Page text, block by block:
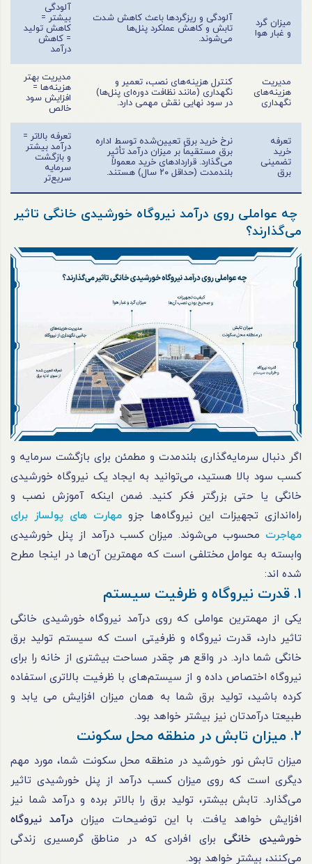
میزان گرد
و غبار هوا
آلودگی و ریزگردها باعث کاهش شدت
تابش و کاهش عملکرد پنل‌ها
می‌شوند.
آلودگی
بیشتر =
کاهش تولید
= کاهش
درآمد
مدیریت
هزینه‌های
نگهداری
کنترل هزینه‌های نصب، تعمیر و
نگهداری (مانند نظافت دوره‌ای پنل‌ها)
در سود نهایی نقش مهمی دارد.
مدیریت بهتر
هزینه‌ها =
افزایش سود
خالص
تعرفه
خرید
تضمینی
برق
نرخ خرید برق تعیین‌شده توسط اداره
برق مستقیماً بر میزان درآمد تأثیر
می‌گذارد. قراردادهای خرید معمولاً
بلندمدت (حداقل ۲۰ سال) هستند.
تعرفه بالاتر =
درآمد بیشتر
و بازگشت
سرمایه
سریع‌تر
چه عواملی روی درآمد نیروگاه خورشیدی خانگی تاثیر
می‌گذارند؟
اگر دنبال سرمایه‌گذاری بلندمدت و مطمئن برای بازگشت سرمایه و
کسب سود بالا هستید، می‌توانید به ایجاد یک نیروگاه خورشیدی
خانگی یا حتی بزرگتر فکر کنید. ضمن اینکه آموزش نصب و
راه‌اندازی تجهیزات این نیروگاه‌ها جزو مهارت های پولساز برای
مهاجرت محسوب می‌شوند. میزان کسب درآمد از پنل خورشیدی
وابسته به عوامل مختلفی است که مهمترین آن‌ها در اینجا مطرح
شده اند:
1. قدرت نیروگاه و ظرفیت سیستم
یکی از مهمترین عواملی که روی درآمد نیروگاه خورشیدی خانگی
تاثیر دارد، قدرت نیروگاه و ظرفیتی است که سیستم تولید برق
خانگی شما دارد. در واقع هر چقدر مساحت بیشتری از خانه را برای
نیروگاه اختصاص داده و از سیستم‌های با ظرفیت بالاتری استفاده
کرده باشید، تولید برق شما به همان میزان افزایش می یابد و
طبیعتا درآمدتان نیز بیشتر خواهد بود.
2. میزان تابش در منطقه محل سکونت
میزان تابش نور خورشید در منطقه محل سکونت شما، مورد مهم
دیگری است که روی میزان کسب درآمد از پنل خورشیدی تاثیر
می‌گذارد. تابش بیشتر، تولید برق را بالاتر برده و درآمد شما نیز
افزایش خواهد یافت. با این توضیحات میزاندرآمد نیروگاه
خورشیدی خانگی برای افرادی که در مناطق گرمسیری زندگی
می‌کنند، بیشتر خواهد بود.